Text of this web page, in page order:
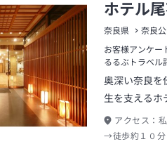
ホテル
奈良県 奈良
お客様アンケー
るるぶトラベル
奥深い奈良を
生を支えるホ
アクセス：
→徒歩約１０分